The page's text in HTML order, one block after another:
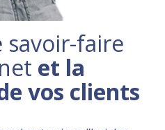
faire
et la
vos clients